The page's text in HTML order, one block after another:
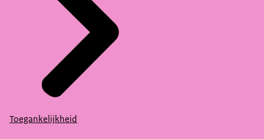
Toegankelijkheid